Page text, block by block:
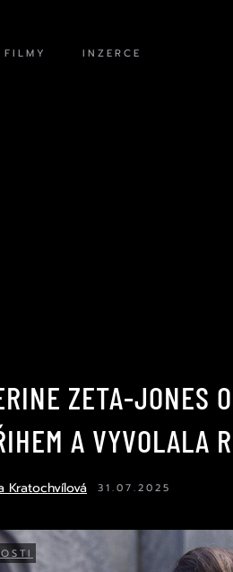
FILMY INZERCE
ZETA-JONES
A VYVOLALA
Kratochvílová 31.07.2025